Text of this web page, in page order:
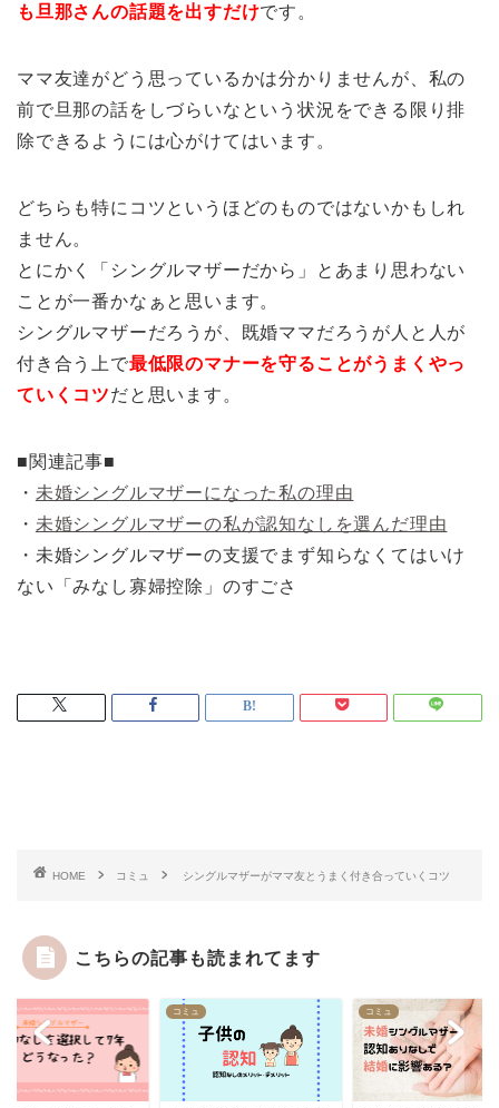
も旦那さんの話題を出すだけです。
ママ友達がどう思っているかは分かりませんが、私の
前で旦那の話をしづらいなという状況をできる限り排
除できるようには心がけてはいます。
どちらも特にコツというほどのものではないかもしれ
ません。
とにかく「シングルマザーだから」とあまり思わない
ことが一番かなぁと思います。
シングルマザーだろうが、既婚ママだろうが人と人が
付き合う上で最低限のマナーを守ることがうまくやっ
ていくコツだと思います。
■関連記事■
・ 未婚シングルマザーになった私の理由
・ 未婚シングルマザーの私が認知なしを選んだ理由
・未婚シングルマザーの支援でまず知らなくてはいけ
ない「みなし寡婦控除」のすごさ
HOME コミュ シングルマザーがママ友とうまく付き合っていくコツ
こちらの記事も読まれてます
コミュ コミュ